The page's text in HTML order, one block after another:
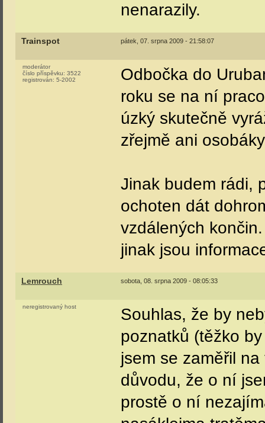
nenarazily.
Trainspot pátek, 07. srpna 2009 - 21:58:07
moderátor
číslo příspěvku: 3522
registrován: 5-2002
Odbočka do
roku se na ní
úzký skutečně
zřejmě ani
Jinak budem rádi,
ochoten dát
vzdálených
jinak jsou
Lemrouch sobota, 08. srpna 2009 - 08:05:33
neregistrovaný host
Souhlas, že by
poznatků (těžko
jsem se zaměřil
důvodu, že o ní
prostě o ní